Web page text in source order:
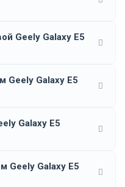
Geely Galaxy E5
Geely Galaxy E5
Galaxy E5
Geely Galaxy E5